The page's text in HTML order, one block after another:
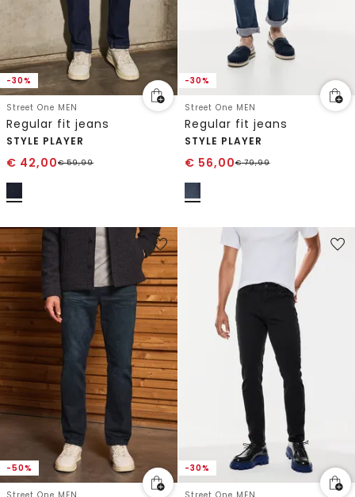
-30%
Street One MEN
Regular fit jeans
STYLE PLAYER
€ 42,00€59,99
-30%
Street One MEN
Regular fit jeans
STYLE PLAYER
€ 56,00€79,99
-50% -30%